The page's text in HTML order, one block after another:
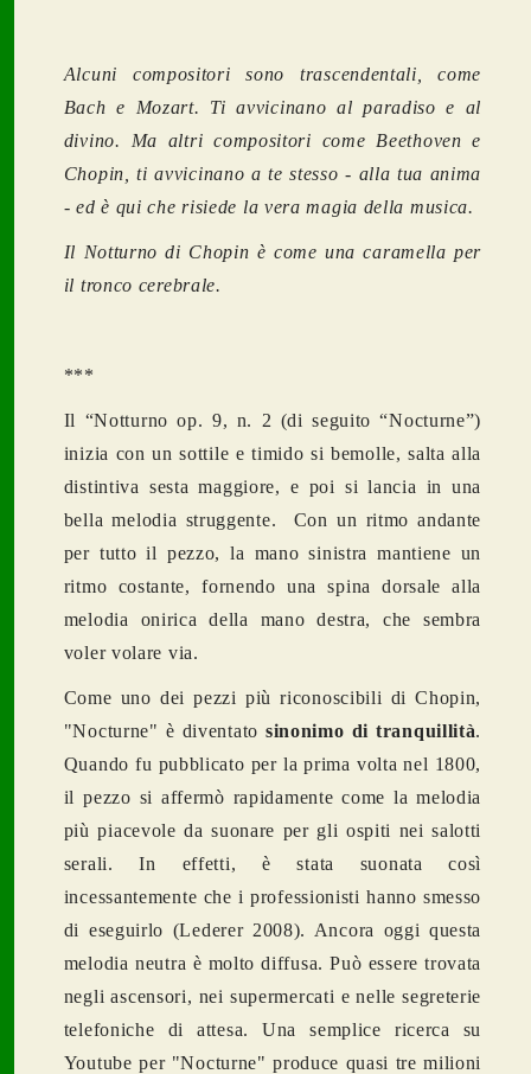
Alcuni compositori sono trascendentali, come
Bach e Mozart. Ti avvicinano al paradiso e al
divino. Ma altri compositori come Beethoven e
Chopin, ti avvicinano a te stesso - alla tua anima
- ed è qui che risiede la vera magia della musica.
Il Notturno di Chopin è come una caramella per
il tronco cerebrale.
***
Il “Notturno op. 9, n. 2 (di seguito “Nocturne”)
inizia con un sottile e timido si bemolle, salta alla
distintiva sesta maggiore, e poi si lancia in una
bella melodia struggente. Con un ritmo andante
per tutto il pezzo, la mano sinistra mantiene un
ritmo costante, fornendo una spina dorsale alla
melodia onirica della mano destra, che sembra
voler volare via.
Come uno dei pezzi più riconoscibili di Chopin,
"Nocturne" è diventato sinonimo di tranquillità.
Quando fu pubblicato per la prima volta nel 1800,
il pezzo si affermò rapidamente come la melodia
più piacevole da suonare per gli ospiti nei salotti
serali. In effetti, è stata suonata così
incessantemente che i professionisti hanno smesso
di eseguirlo (Lederer 2008). Ancora oggi questa
melodia neutra è molto diffusa. Può essere trovata
negli ascensori, nei supermercati e nelle segreterie
telefoniche di attesa. Una semplice ricerca su
Youtube per "Nocturne" produce quasi tre milioni